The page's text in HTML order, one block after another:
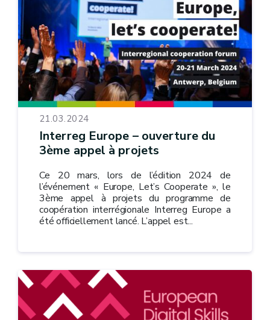
21.03.2024
Interreg Europe – ouverture du
3ème appel à projets
Ce 20 mars, lors de l’édition 2024 de
l’événement « Europe, Let’s Cooperate », le
3ème appel à projets du programme de
coopération interrégionale Interreg Europe a
été officiellement lancé. L’appel est...